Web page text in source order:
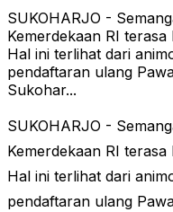
SUKOHARJO -
Kemerdekaan RI
Hal ini terlihat dari
pendaftaran ulang
Sukohar...
SUKOHARJO -
Kemerdekaan RI
Hal ini terlihat dari
pendaftaran ulang